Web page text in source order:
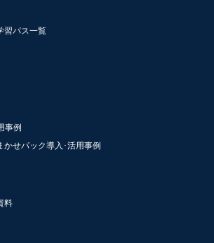
習パス一覧
事例
かせパック導入･活用事例
料